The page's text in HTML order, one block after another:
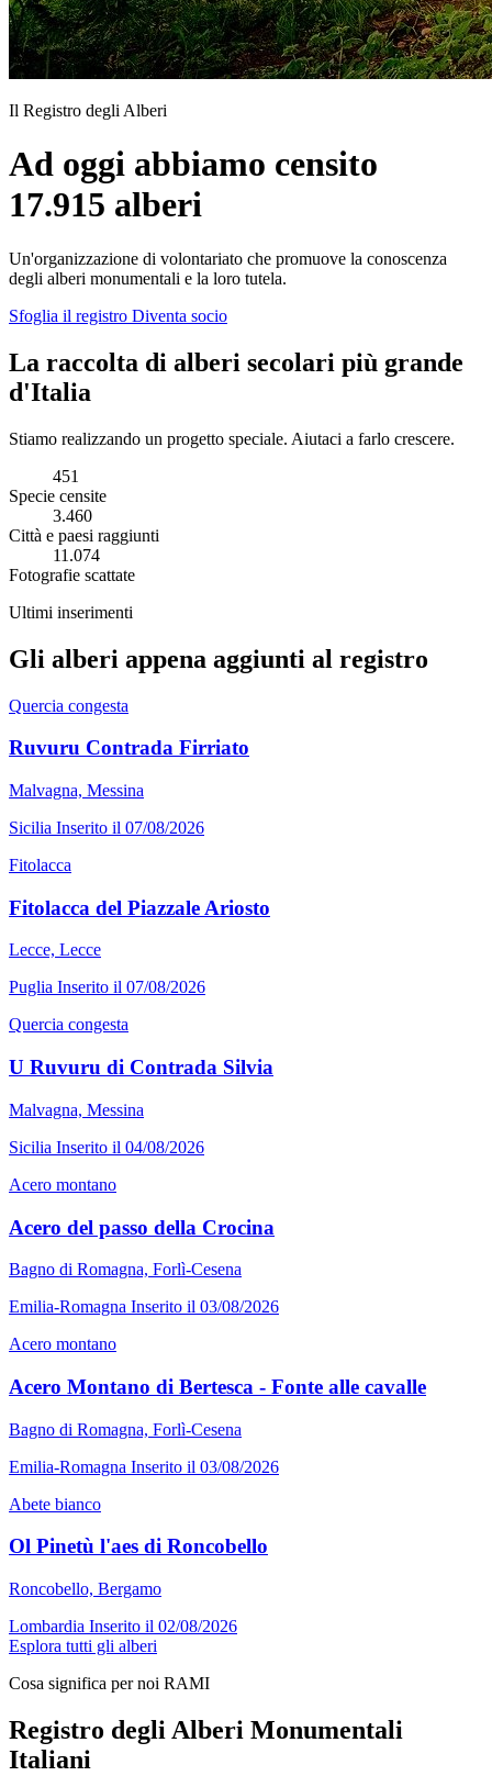
Il Registro degli Alberi
Ad oggi abbiamo censito
17.915 alberi
Un'organizzazione di volontariato che promuove la conoscenza
degli alberi monumentali e la loro tutela.
Sfoglia il registro Diventa socio
La raccolta di alberi secolari più grande
d'Italia
Stiamo realizzando un progetto speciale. Aiutaci a farlo crescere.
451
Specie censite
3.460
Città e paesi raggiunti
11.074
Fotografie scattate
Ultimi inserimenti
Gli alberi appena aggiunti al registro
Quercia congesta
Ruvuru Contrada Firriato
Malvagna, Messina
Sicilia Inserito il 07/08/2026
Fitolacca
Fitolacca del Piazzale Ariosto
Lecce, Lecce
Puglia Inserito il 07/08/2026
Quercia congesta
U Ruvuru di Contrada Silvia
Malvagna, Messina
Sicilia Inserito il 04/08/2026
Acero montano
Acero del passo della Crocina
Bagno di Romagna, Forlì-Cesena
Emilia-Romagna Inserito il 03/08/2026
Acero montano
Acero Montano di Bertesca - Fonte alle cavalle
Bagno di Romagna, Forlì-Cesena
Emilia-Romagna Inserito il 03/08/2026
Abete bianco
Ol Pinetù l'aes di Roncobello
Roncobello, Bergamo
Lombardia Inserito il 02/08/2026
Esplora tutti gli alberi
Cosa significa per noi RAMI
Registro degli Alberi Monumentali
Italiani